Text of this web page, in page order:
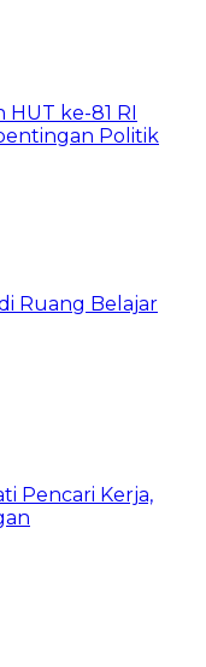
ke-81 RI
Politik
Ruang Belajar
Pencari Kerja,